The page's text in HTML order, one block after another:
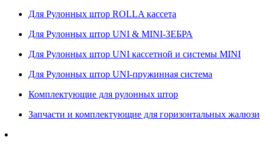
Для Рулонных штор ROLLA кассета
Для Рулонных штор UNI & MINI-ЗЕБРА
Для Рулонных штор UNI кассетной и системы MINI
Для Рулонных штор UNI-пружинная система
Комплектующие для рулонных штор
Запчасти и комплектующие для горизонтальных жалюзи